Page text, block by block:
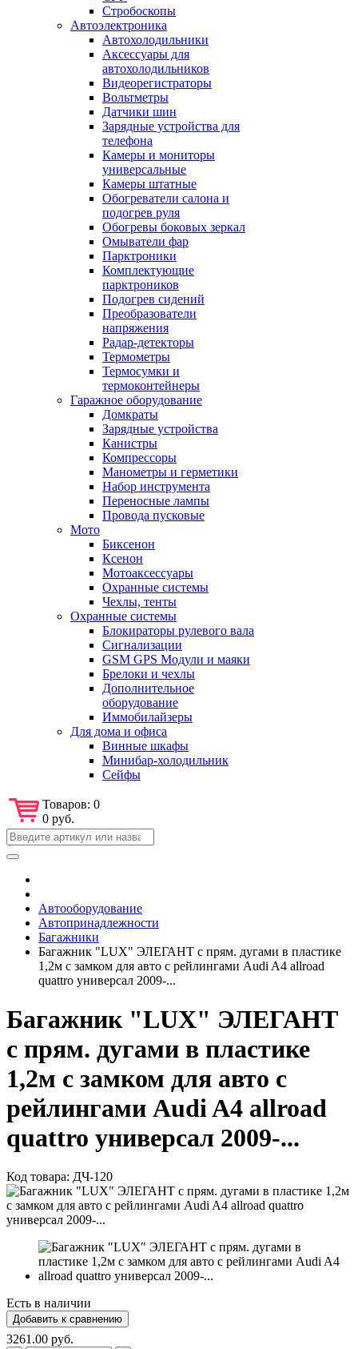
Стробоскопы
Автоэлектроника
Автохолодильники
Аксессуары для
автохолодильников
Видеорегистраторы
Вольтметры
Датчики шин
Зарядные устройства для
телефона
Камеры и мониторы
универсальные
Камеры штатные
Обогреватели салона и
подогрев руля
Обогревы боковых зеркал
Омыватели фар
Парктроники
Комплектующие
парктроников
Подогрев сидений
Преобразователи
напряжения
Радар-детекторы
Термометры
Термосумки и
термоконтейнеры
Гаражное оборудование
Домкраты
Зарядные устройства
Канистры
Компрессоры
Манометры и герметики
Набор инструмента
Переносные лампы
Провода пусковые
Мото
Биксенон
Ксенон
Мотоаксессуары
Охранные системы
Чехлы, тенты
Охранные системы
Блокираторы рулевого вала
Сигнализации
GSM GPS Модули и маяки
Брелоки и чехлы
Дополнительное
оборудование
Иммобилайзеры
Для дома и офиса
Винные шкафы
Минибар-холодильник
Сейфы
Товаров: 0
0 руб.
Автооборудование
Автопринадлежности
Багажники
Багажник "LUX" ЭЛЕГАНТ с прям. дугами в пластике
1,2м с замком для авто с рейлингами Audi A4 allroad
quattro универсал 2009-...
Багажник "LUX" ЭЛЕГАНТ
с прям. дугами в пластике
1,2м с замком для авто с
рейлингами Audi A4 allroad
quattro универсал 2009-...
Код товара: ДЧ-120
Есть в наличии
3261.00 руб.